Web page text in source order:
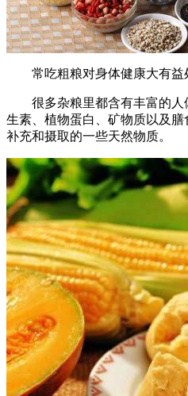
常吃粗粮对身体健康大有益
很多杂粮里都含有丰富的人
生素、植物蛋白、矿物质以及
补充和摄取的一些天然物质。